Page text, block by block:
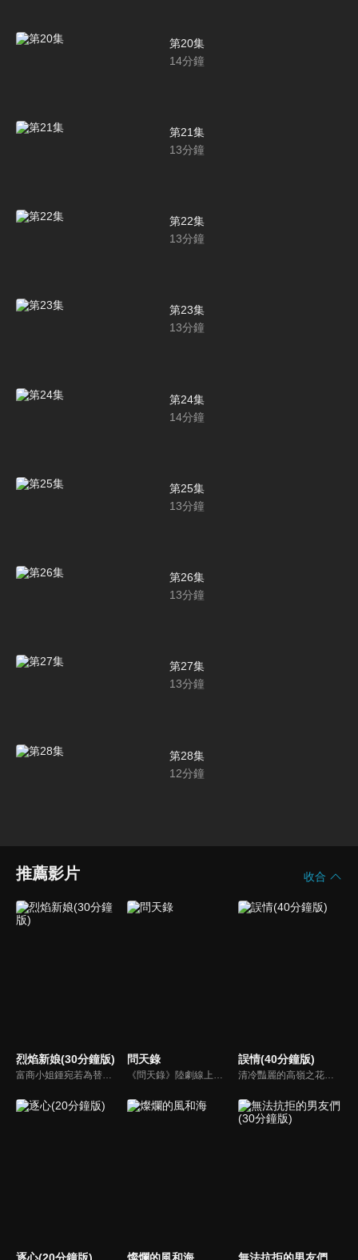
第20集
14分鐘
第21集
13分鐘
第22集
13分鐘
第23集
13分鐘
第24集
14分鐘
第25集
13分鐘
第26集
13分鐘
第27集
13分鐘
第28集
12分鐘
推薦影片 收合
烈焰新娘(30分鐘版)
富商小姐鍾宛若為替未婚夫劉子潤復仇，假意投誠敵對的夏軍，卻不料遭到夏軍少帥沐少離威脅強娶，由此各懷算計的倆人成為了夫妻，並在一系列鬥智鬥勇的婚後生活中愛上了彼此。而就在兩人濃情時，鍾宛若意外得知了沐少離的真實身份，在彼此的不信任和軍閥爭霸的陰謀下，相愛的倆人開始了互相折磨 。
問天錄
《問天錄》陸劇線上看。講述少年鍾馗-鍾雲飛（邢昭林）與他的捉妖小分隊，一路懲惡揚善，歷經成長波折和情感虐戀，最終完成自我蛻變的故事。劇情由六個單元組成，每個單元都以古典神話傳說為背景。
誤情(40分鐘版)
清冷豔麗的高嶺之花江時淺在遭受霸淩、暴力等一系列事件後，華麗蛻變逆襲歸來，用一場精心策劃強勢開啟自己的復仇之路，最終收穫內心救贖與愛情的故事。